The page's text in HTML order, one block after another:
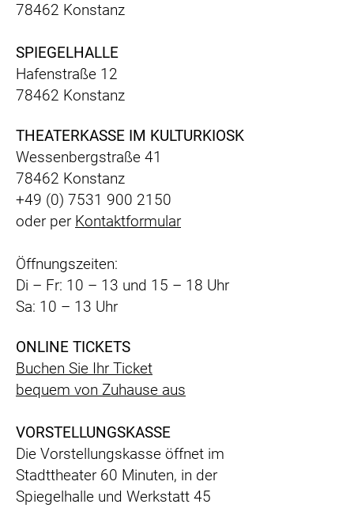
78462 Konstanz
SPIEGELHALLE
Hafenstraße 12
78462 Konstanz
THEATERKASSE IM KULTURKIOSK
Wessenbergstraße 41
78462 Konstanz
+49 (0) 7531 900 2150
oder per Kontaktformular
Öffnungszeiten:
Di – Fr: 10 – 13 und 15 – 18 Uhr
Sa: 10 – 13 Uhr
ONLINE TICKETS
Buchen Sie Ihr Ticket
bequem von Zuhause aus
VORSTELLUNGSKASSE
Die Vorstellungskasse öffnet im
Stadttheater 60 Minuten, in der
Spiegelhalle und Werkstatt 45